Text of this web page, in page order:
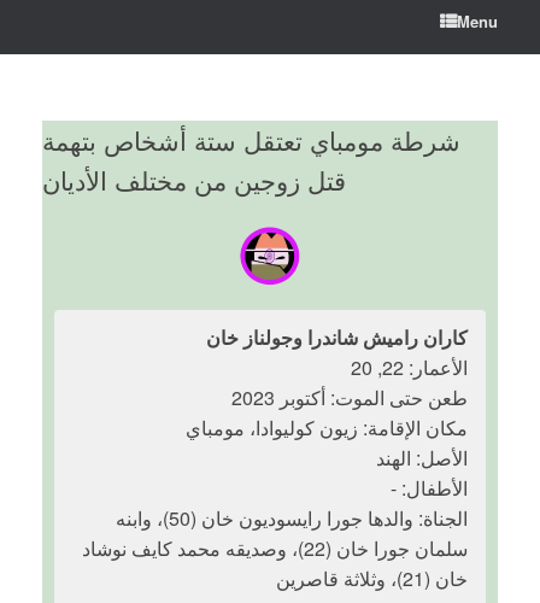
Menu
شرطة مومباي تعتقل ستة أشخاص بتهمة
قتل زوجين من مختلف الأديان
كاران راميش شاندرا وجولناز خان
الأعمار: 22, 20
طعن حتى الموت: أكتوبر 2023
مكان الإقامة: زيون كوليوادا، مومباي
الأصل: الهند
الأطفال: -
الجناة: والدها جورا رايسوديون خان (50)، وابنه
سلمان جورا خان (22)، وصديقه محمد كايف نوشاد
خان (21)، وثلاثة قاصرين